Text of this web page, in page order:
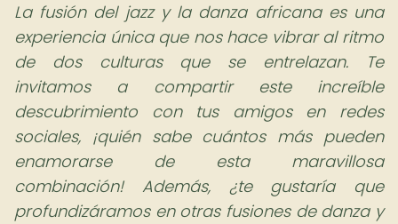
La fusión del jazz y la danza africana es una
experiencia única que nos hace vibrar al ritmo
de dos culturas que se entrelazan. Te
invitamos a compartir este increíble
descubrimiento con tus amigos en redes
sociales, ¡quién sabe cuántos más pueden
enamorarse de esta maravillosa
combinación! Además, ¿te gustaría que
profundizáramos en otras fusiones de danza y